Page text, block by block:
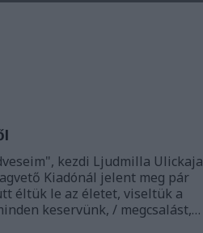
kezdi Ljudmilla Ulickaja
Kiadónál jelent meg pár
éltük le az életet, viseltük a
keservünk, / megcsalást,…